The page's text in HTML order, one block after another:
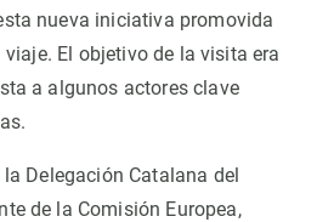
nueva iniciativa promovida
El objetivo de la visita era
a algunos actores clave
Delegación Catalana del
de la Comisión Europea,